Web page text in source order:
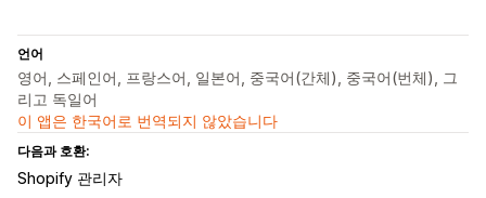
언어
영어, 스페인어, 프랑스어, 일본어, 중국어(간체), 중국어(번체), 그
리고 독일어
이 앱은 한국어로 번역되지 않았습니다
다음과 호환:
Shopify 관리자